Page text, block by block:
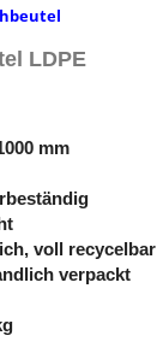
LDPE
mm
voll recycelbar
verpackt